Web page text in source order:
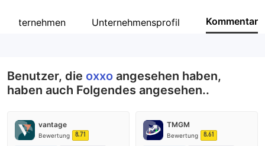
Unternehmen
Unternehmen Unternehmensprofil Kommentar
Benutzer, die oxxo angesehen haben,
haben auch Folgendes angesehen..
vantage
Bewertung 8.71
TMGM
Bewertung 8.61